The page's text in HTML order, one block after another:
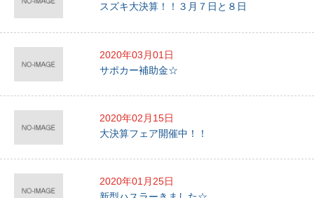
スズキ大決算！！３月７日と８日
2020年03月01日
サポカー補助金☆
2020年02月15日
大決算フェア開催中！！
2020年01月25日